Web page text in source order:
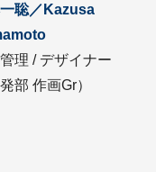
聡／Kazusa
理 / デザイナー
発部 作画Gr）